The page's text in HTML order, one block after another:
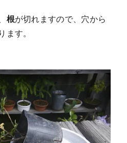
根が切れますので、穴から
ます。